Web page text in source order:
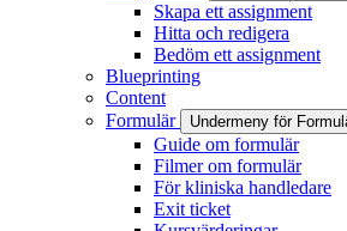
Skapa ett assignment
Hitta och redigera
Bedöm ett assignment
Blueprinting
Content
Formulär
Undermeny för
Guide om formulär
Filmer om formulär
För kliniska handledare
Exit ticket